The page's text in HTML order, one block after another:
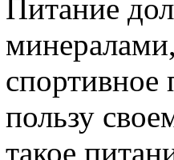
Питание
спортивное
пользу
такое